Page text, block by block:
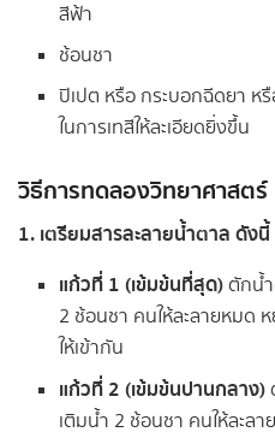
สีฟ้า
ช้อนชา
ปิเปต หรือ กระบอกฉีดยา ห
ในการเทสีให้ละเอียดยิ่งขึ้น
วิธีการทดลองวิทยาศาสตร์
1. เตรียมสารละลายน้ำตาล ดังนี้
แก้วที่ 1 (เข้มข้นที่สุด)ตักน้ำ
2 ช้อนชา คนให้ละลายหมด
ให้เข้ากัน
แก้วที่ 2 (เข้มข้นปานกลาง)
เติมน้ำ 2 ช้อนชา คนให้ละล